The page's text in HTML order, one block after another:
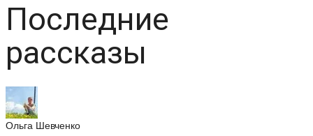
Последние
рассказы
Ольга Шевченко